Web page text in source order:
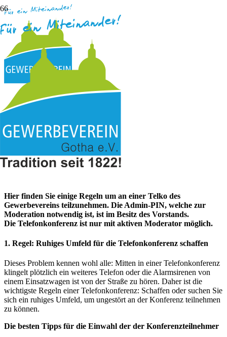
VERHALTENSREGELN –
TELEFONKONFERENZ DES
GEWERBEVEREIN GOTHA E.V.
Telefonkonferenzen nutzen wir als Gewerbeverein für Meetings
oder virtuelle Stammtische.
Die technische Umsetzung läuft über den Service
Hier finden Sie einige Regeln um an einer Telko des
Gewerbevereins teilzunehmen. Die Admin-PIN, welche zur
Moderation notwendig ist, ist im Besitz des Vorstands.
Die Telefonkonferenz ist nur mit aktiven Moderator möglich.
1. Regel: Ruhiges Umfeld für die Telefonkonferenz schaffen
Dieses Problem kennen wohl alle: Mitten in einer Telefonkonferenz
klingelt plötzlich ein weiteres Telefon oder die Alarmsirenen von
einem Einsatzwagen ist von der Straße zu hören. Daher ist die
wichtigste Regeln einer Telefonkonferenz: Schaffen oder suchen Sie
sich ein ruhiges Umfeld, um ungestört an der Konferenz teilnehmen
zu können.
Die besten Tipps für die Einwahl der der Konferenzteilnehmer